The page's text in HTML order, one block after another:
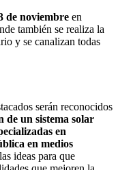
de noviembre en
también se realiza la
y se canalizan todas
serán reconocidos
de un sistema solar
en
en medios
ideas para que